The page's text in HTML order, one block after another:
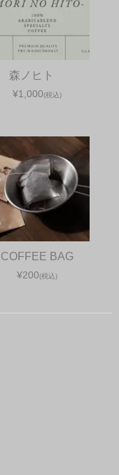
森ノヒト
¥1,000(税込)
COFFEE BAG
¥200(税込)